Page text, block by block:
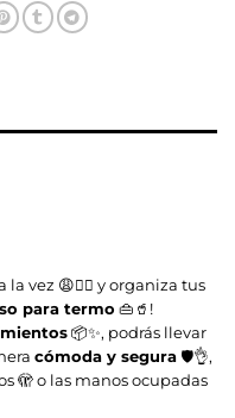
la vez 😩🙅‍♀️ y organiza tus
para termo 👜🥤!
📦✨, podrás llevar
cómoda y segura 🛡️👌,
🫣 o las manos ocupadas